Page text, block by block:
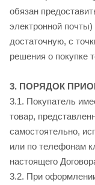
обязан
электронной
достаточную, с
решения о покупке
3. ПОРЯДОК
3.1. Покупатель
товар,
самостоятельно,
или по телефонам
настоящего
3.2. При